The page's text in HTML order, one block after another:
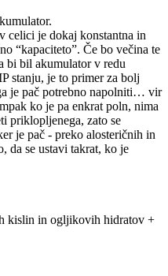
celici je dokaj konstantna in
“kapaciteto”. Če bo večina te
bi bil akumulator v redu
stanju, je to primer za bolj
je pač potrebno napolniti… vir
ko je pa enkrat poln, nima
priklopljenega, zato se
je pač - preko alosteričnih in
da se ustavi takrat, ko je
kislin in ogljikovih hidratov +